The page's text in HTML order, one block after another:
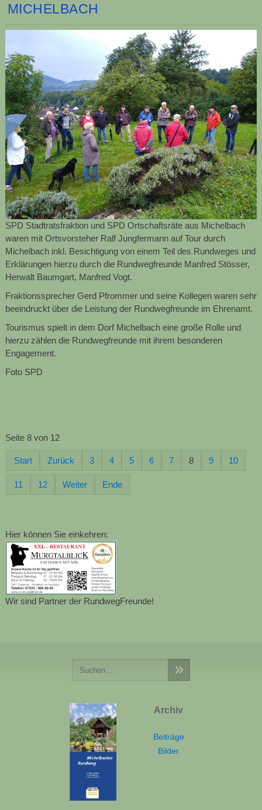
MICHELBACH
SPD Stadtratsfraktion und SPD Ortschaftsräte aus Michelbach
waren mit Ortsvorsteher Ralf Jungfermann auf Tour durch
Michelbach inkl. Besichtigung von einem Teil des Rundweges und
Erklärungen hierzu durch die Rundwegfreunde Manfred Stösser,
Herwalt Baumgart, Manfred Vogt.
Fraktionssprecher Gerd Pfrommer und seine Kollegen waren sehr
beeindruckt über die Leistung der Rundwegfreunde im Ehrenamt.
Tourismus spielt in dem Dorf Michelbach eine große Rolle und
hierzu zählen die Rundwegfreunde mit ihrem besonderen
Engagement.
Foto SPD
Seite 8 von 12
Start Zurück 3 4 5 6 7 8 9 10
11 12 Weiter Ende
Hier können Sie einkehren:
Wir sind Partner der RundwegFreunde!
Archiv
Beiträge
Bilder